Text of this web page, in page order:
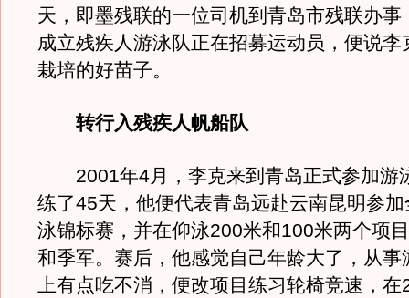
天，即墨残联的一位司机到青岛市残联办事
成立残疾人游泳队正在招募运动员，便说李
栽培的好苗子。
转行入残疾人帆船队
2001年4月，李克来到青岛正式参加游
练了45天，他便代表青岛远赴云南昆明参
泳锦标赛，并在仰泳200米和100米两个项
和季军。赛后，他感觉自己年龄大了，从事
上有点吃不消，便改项目练习轮椅竞速，